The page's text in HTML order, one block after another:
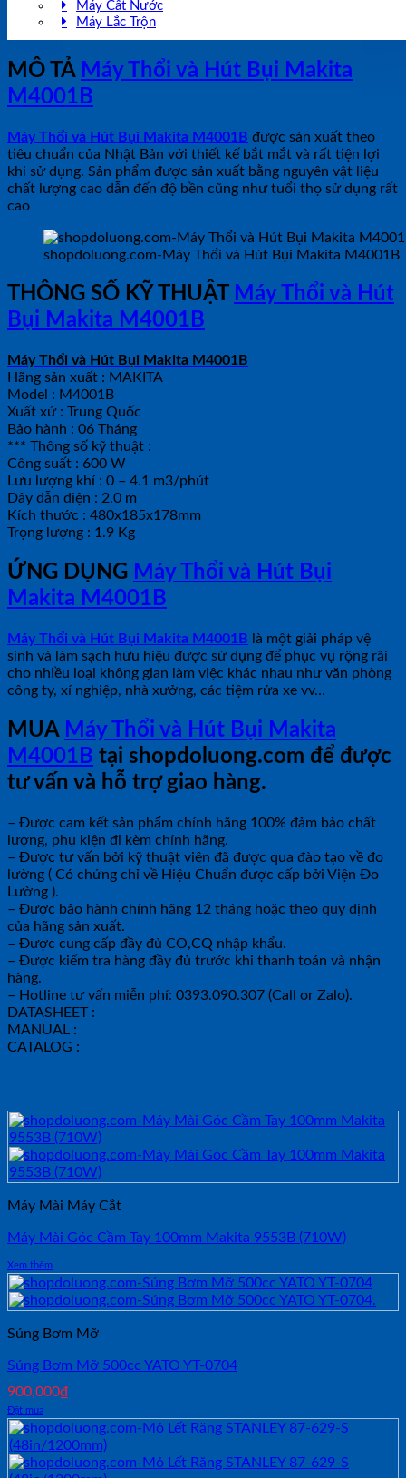
Máy Cất Nước
Máy Lắc Trộn
MÔ TẢ Máy Thổi và Hút Bụi Makita
M4001B
Máy Thổi và Hút Bụi Makita M4001B được sản xuất theo
tiêu chuẩn của Nhật Bản với thiết kế bắt mắt và rất tiện lợi
khi sử dụng. Sản phẩm được sản xuất bằng nguyên vật liệu
chất lượng cao dẫn đến độ bền cũng như tuổi thọ sử dụng rất
cao
shopdoluong.com-Máy Thổi và Hút Bụi Makita M4001B
THÔNG SỐ KỸ THUẬT
Máy Thổi và Hút
Bụi Makita M4001B
Máy Thổi và Hút Bụi Makita M4001B
Hãng sản xuất : MAKITA
Model : M4001B
Xuất xứ : Trung Quốc
Bảo hành : 06 Tháng
*** Thông số kỹ thuật :
Công suất : 600 W
Lưu lượng khí : 0 – 4.1 m3/phút
Dây dẫn điện : 2.0 m
Kích thước : 480x185x178mm
Trọng lượng : 1.9 Kg
ỨNG DỤNG Máy Thổi và Hút Bụi
Makita M4001B
Máy Thổi và Hút Bụi Makita M4001B là một giải pháp vệ
sinh và làm sạch hữu hiệu được sử dụng để phục vụ rộng rãi
cho nhiều loại không gian làm việc khác nhau như văn phòng
công ty, xí nghiệp, nhà xưởng, các tiệm rửa xe vv…
MUA Máy Thổi và Hút Bụi Makita
M4001B tại shopdoluong.com để được
tư vấn và hỗ trợ giao hàng.
– Được cam kết sản phẩm chính hãng 100% đảm bảo chất
lượng, phụ kiện đi kèm chính hãng.
– Được tư vấn bởi kỹ thuật viên đã được qua đào tạo về đo
lường ( Có chứng chỉ về Hiệu Chuẩn được cấp bởi Viện Đo
Lường ).
– Được bảo hành chính hãng 12 tháng hoặc theo quy định
của hãng sản xuất.
– Được cung cấp đầy đủ CO,CQ nhập khẩu.
– Được kiểm tra hàng đầy đủ trước khi thanh toán và nhận
hàng.
– Hotline tư vấn miễn phí: 0393.090.307 (Call or Zalo).
DATASHEET :
MANUAL :
CATALOG :
Máy Mài Máy Cắt
Máy Mài Góc Cầm Tay 100mm Makita 9553B (710W)
Xem thêm
Súng Bơm Mỡ
Súng Bơm Mỡ 500cc YATO YT-0704
900,000₫
Đặt mua